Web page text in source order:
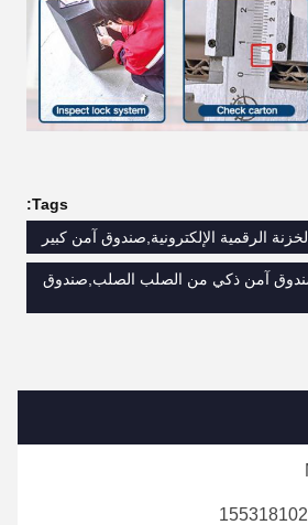
Tags:
الرقمية الإلكترونية,صندوق آمن كبير
آمن ذكي من الصلب الصلب,صندوق